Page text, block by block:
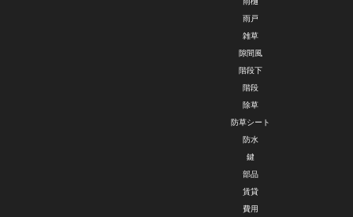
雨戸
雑草
隙間風
階段下
階段
除草
防草シート
防水
鍵
部品
賃貸
費用